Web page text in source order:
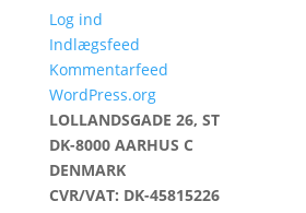
Log ind
Indlægsfeed
Kommentarfeed
WordPress.org
LOLLANDSGADE 26, ST
DK-8000 AARHUS C
DENMARK
CVR/VAT: DK-45815226